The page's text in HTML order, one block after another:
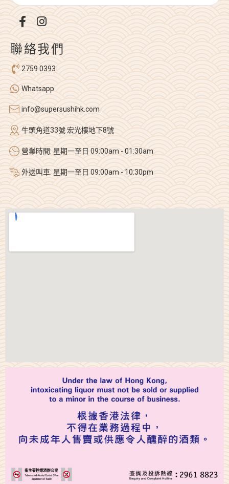
聯絡我們
2759 0393
Whatsapp
info@supersushihk.com
牛頭角道33號 宏光樓地下8號
營業時間: 星期一至日 09:00am - 01:30am
外送叫車: 星期一至日 09:00am - 10:30pm